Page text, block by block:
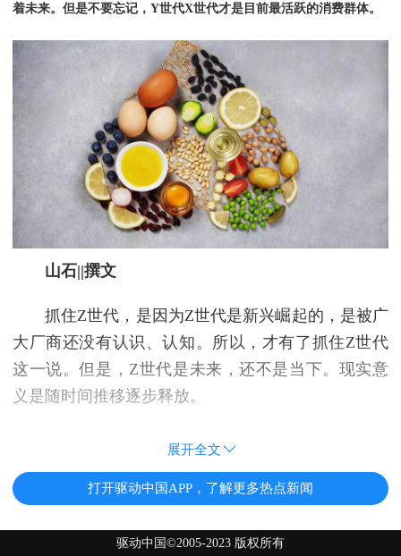
着未来。但是不要忘记， Y世代X世代才是目前最活跃的消费群体。
山石||撰文
抓住Z世代，是因为Z世代是新兴崛起的，是被广
大厂商还没有认识、认知。所以，才有了抓住Z世代
这一说。但是，Z世代是未来，还不是当下。现实意
义是随时间推移逐步释放。
展开全文
打开驱动中国APP，了解更多热点新闻
驱动中国©2005-2023 版权所有